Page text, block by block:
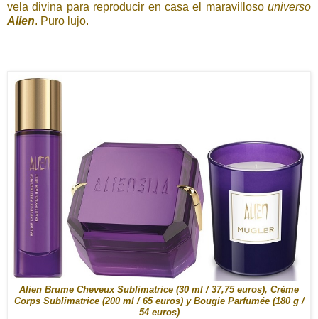
vela divina para reproducir en casa el maravilloso universo
Alien. Puro lujo.
Alien Brume Cheveux Sublimatrice (30 ml / 37,75 euros), Crème
Corps Sublimatrice (200 ml / 65 euros) y Bougie Parfumée (180 g /
54 euros)